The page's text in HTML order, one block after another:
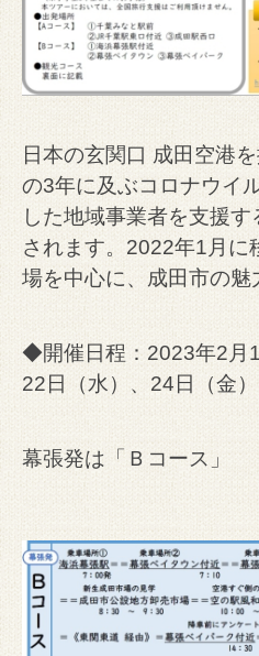
日本の玄関口 成田空港
の3年に及ぶコロナウイ
した地域事業者を支援
されます。2022年1月に
場を中心に、成田市の魅
◆開催日程：2023年2月
22日（水）、24日（金
幕張発は「Ｂコース」